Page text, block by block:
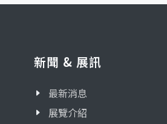
新聞 & 展訊
最新消息
展覽介紹